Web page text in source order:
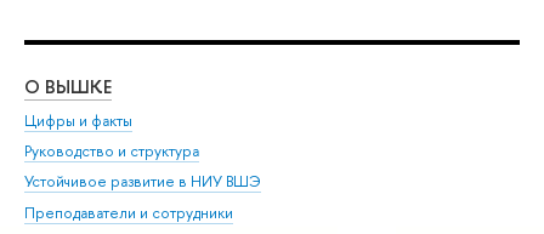
О ВЫШКЕ
Цифры и факты
Руководство и структура
Устойчивое развитие в НИУ ВШЭ
Преподаватели и сотрудники